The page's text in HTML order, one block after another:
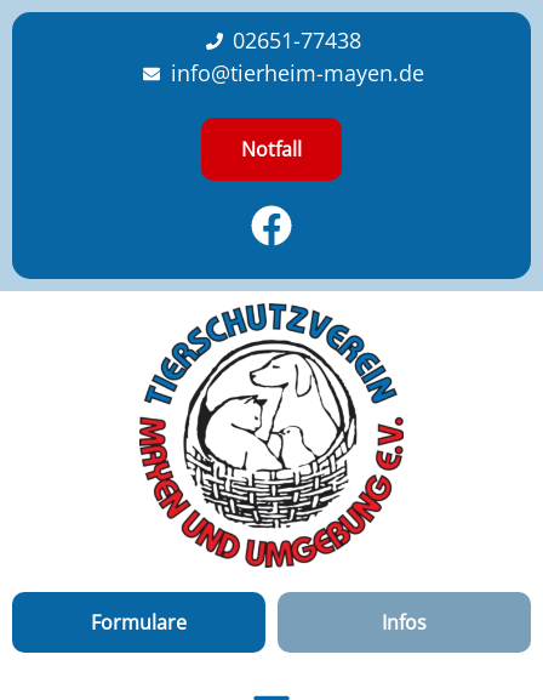
content
02651-77438
info@tierheim-mayen.de
Notfall
Formulare Infos